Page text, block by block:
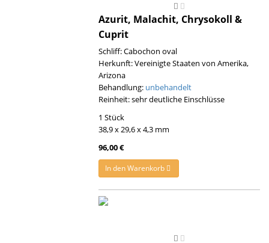
Azurit, Malachit, Chrysokoll &
Cuprit
Schliff: Cabochon oval
Herkunft: Vereinigte Staaten von Amerika,
Arizona
Behandlung: unbehandelt
Reinheit: sehr deutliche Einschlüsse
1 Stück
38,9 x 29,6 x 4,3 mm
96,00 €
In den Warenkorb